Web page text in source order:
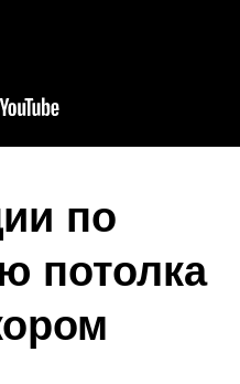
по
потолка